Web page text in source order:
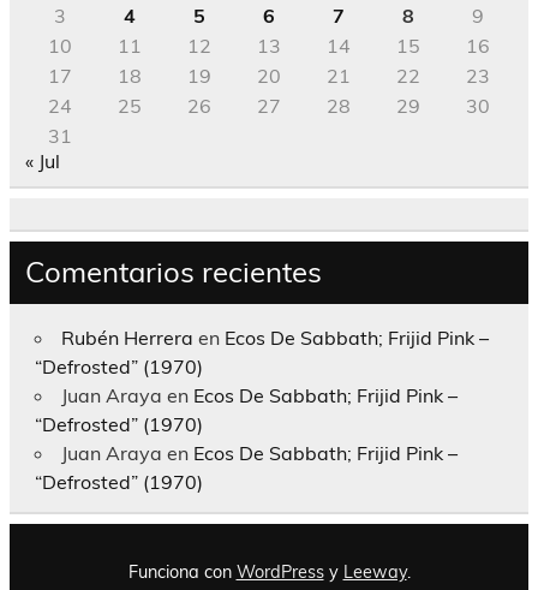
3
4 5 6 7 8
9
10
11 12 13 14 15
16
17
18 19 20 21 22
23
24
25 26 27 28 29
30
31
« Jul
Comentarios recientes
Rubén Herrera en Ecos De Sabbath; Frijid Pink –
“Defrosted” (1970)
Juan Araya en Ecos De Sabbath; Frijid Pink –
“Defrosted” (1970)
Juan Araya en Ecos De Sabbath; Frijid Pink –
“Defrosted” (1970)
Funciona con WordPressy Leeway.